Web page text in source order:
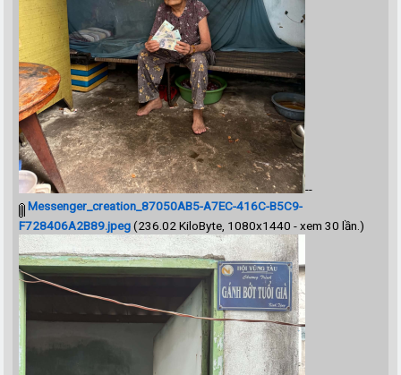
--
Messenger_creation_87050AB5-A7EC-416C-B5C9-
F728406A2B89.jpeg(236.02 KiloByte, 1080x1440 - xem 30 lần.)